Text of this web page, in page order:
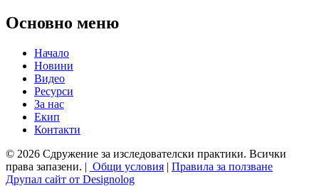
Основно меню
Начало
Новини
Видео
Ресурси
За нас
Екип
Контакти
© 2026 Сдружение за изследователски практики. Всички
права запазени. | Общи условия | Правила за ползване
Друпал сайт от Designolog